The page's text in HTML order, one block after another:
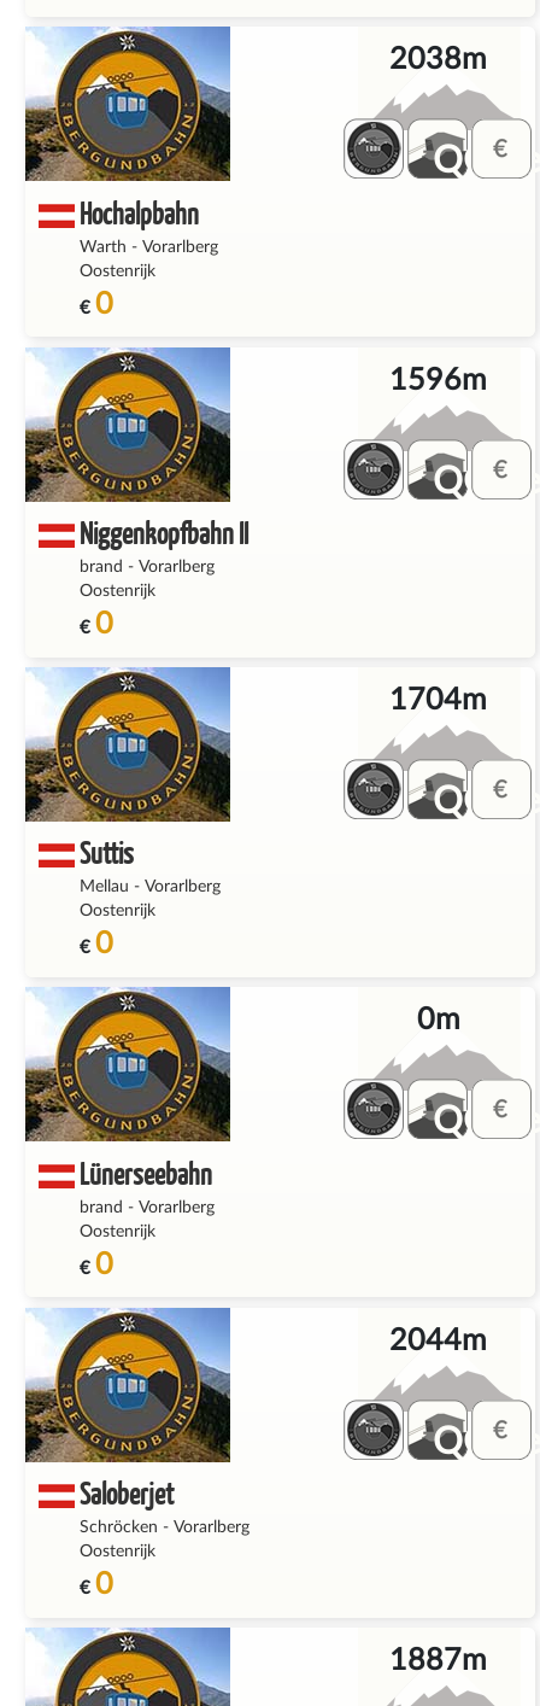
Hochalpbahn
Warth - Vorarlberg
Oostenrijk
€ 0
2038m
Niggenkopfbahn II
brand - Vorarlberg
Oostenrijk
€ 0
1596m
Suttis
Mellau - Vorarlberg
Oostenrijk
€ 0
1704m
Lünerseebahn
brand - Vorarlberg
Oostenrijk
€ 0
0m
Saloberjet
Schröcken - Vorarlberg
Oostenrijk
€ 0
2044m
1887m